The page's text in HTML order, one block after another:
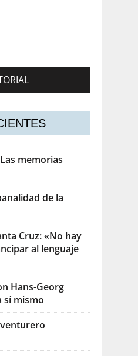
memorias
de la
Cruz: «No hay
al lenguaje
Hans-Georg
sí mismo